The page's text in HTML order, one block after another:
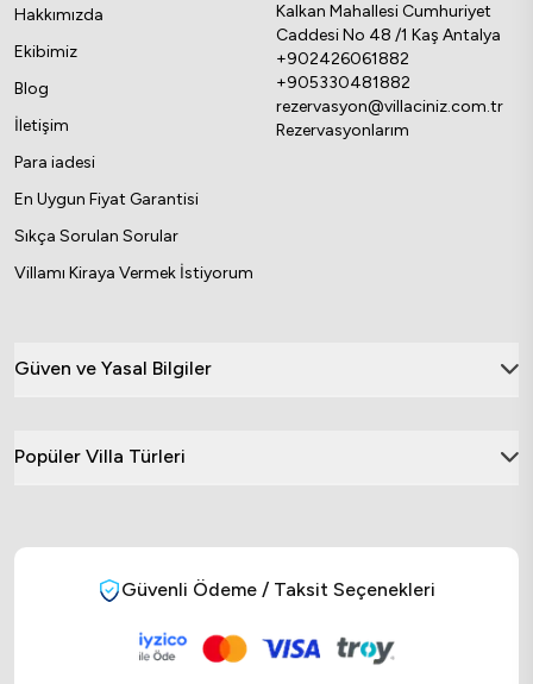
Hakkımızda
Ekibimiz
Blog
İletişim
Para iadesi
En Uygun Fiyat Garantisi
Sıkça Sorulan Sorular
Villamı Kiraya Vermek İstiyorum
Kalkan Mahallesi Cumhuriyet
Caddesi No 48 /1 Kaş Antalya
+902426061882
+905330481882
rezervasyon@villaciniz.com.tr
Rezervasyonlarım
Güven ve Yasal Bilgiler
Popüler Villa Türleri
Güvenli Ödeme / Taksit Seçenekleri